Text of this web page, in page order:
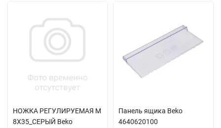
НОЖКА РЕГУЛИРУЕМАЯ M
8X35_СЕРЫЙ Beko
Панель ящика Beko
4640620100